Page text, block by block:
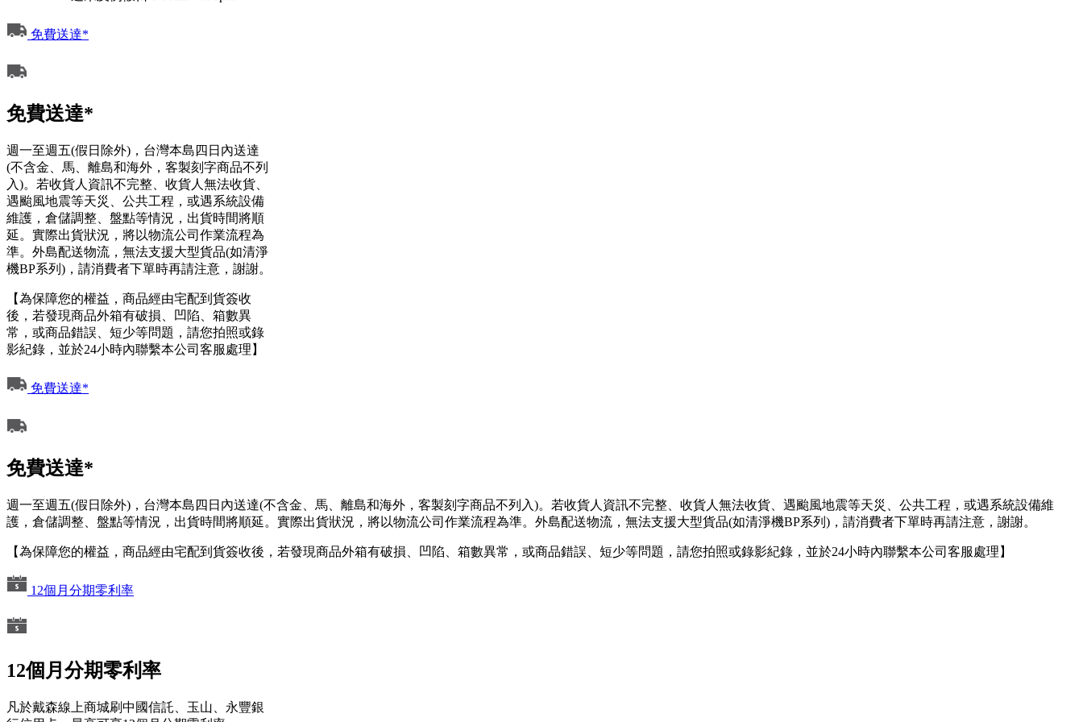
免費送達*
免費送達*
週一至週五(假日除外)，台灣本島四日內送達
(不含金、馬、離島和海外，客製刻字商品不列
入)。若收貨人資訊不完整、收貨人無法收貨、
遇颱風地震等天災、公共工程，或遇系統設備
維護，倉儲調整、盤點等情況，出貨時間將順
延。實際出貨狀況，將以物流公司作業流程為
準。外島配送物流，無法支援大型貨品(如清淨
機BP系列)，請消費者下單時再請注意，謝謝。
【為保障您的權益，商品經由宅配到貨簽收
後，若發現商品外箱有破損、凹陷、箱數異
常，或商品錯誤、短少等問題，請您拍照或錄
影紀錄，並於24小時內聯繫本公司客服處理】
免費送達*
免費送達*
週一至週五(假日除外)，台灣本島四日內送達(不含金、馬、離島和海外，客製刻字商品不列入)。若收貨人資訊不完整、收貨人無法收貨、遇颱風地震等天災、公共工程，或遇系統設備維
護，倉儲調整、盤點等情況，出貨時間將順延。實際出貨狀況，將以物流公司作業流程為準。外島配送物流，無法支援大型貨品(如清淨機BP系列)，請消費者下單時再請注意，謝謝。
【為保障您的權益，商品經由宅配到貨簽收後，若發現商品外箱有破損、凹陷、箱數異常，或商品錯誤、短少等問題，請您拍照或錄影紀錄，並於24小時內聯繫本公司客服處理】
12個月分期零利率
12個月分期零利率
凡於戴森線上商城刷中國信託、玉山、永豐銀